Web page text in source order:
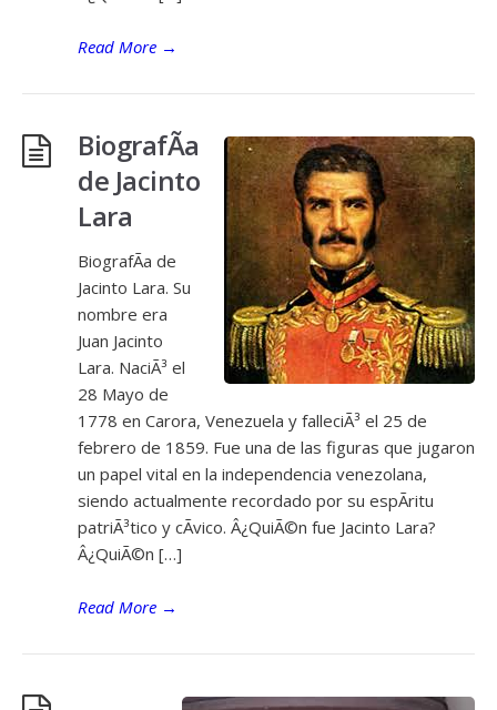
Read More →
BiografÃ­a
de Jacinto
Lara
BiografÃ­a de
Jacinto Lara. Su
nombre era
Juan Jacinto
Lara. NaciÃ³ el
28 Mayo de
1778 en Carora, Venezuela y falleciÃ³ el 25 de
febrero de 1859. Fue una de las figuras que jugaron
un papel vital en la independencia venezolana,
siendo actualmente recordado por su espÃ­ritu
patriÃ³tico y cÃ­vico. Â¿QuiÃ©n fue Jacinto Lara?
Â¿QuiÃ©n […]
Read More →